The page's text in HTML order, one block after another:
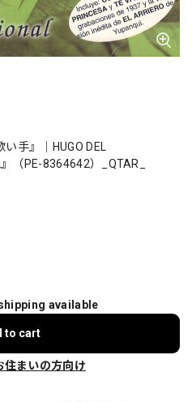
手』｜HUGO DEL
（PE-8364642）_QTAR_
available
to cart
住まいの方向け